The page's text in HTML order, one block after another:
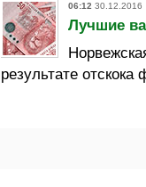
06:12 30.12.2016
Лучшие
результате